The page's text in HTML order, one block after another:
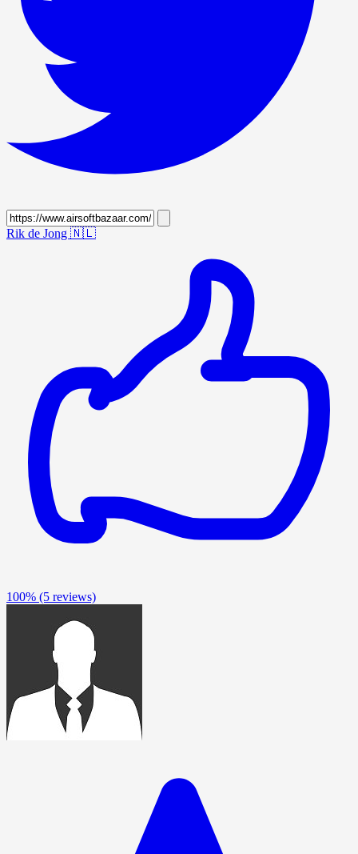
Rik de Jong 🇳🇱
100% (5 reviews)